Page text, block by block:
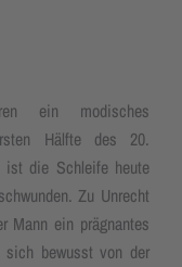
ein modisches
Hälfte des 20.
ist die Schleife heute
Zu Unrecht
ein prägnantes
sich bewusst von der